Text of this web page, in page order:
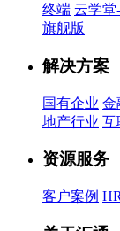
终端 云学堂
旗舰版
解决方案
国有企业 金
地产行业 互
资源服务
客户案例